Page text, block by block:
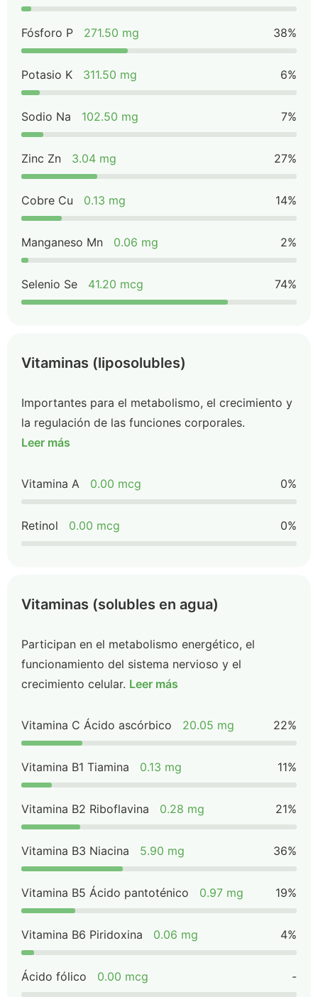
Fósforo P 271.50 mg 38%
Potasio K 311.50 mg 6%
Sodio Na 102.50 mg 7%
Zinc Zn 3.04 mg 27%
Cobre Cu 0.13 mg 14%
Manganeso Mn 0.06 mg 2%
Selenio Se 41.20 mcg 74%
Vitaminas (liposolubles)
Importantes para el metabolismo, el crecimiento y
la regulación de las funciones corporales.
Leer más
Vitamina A 0.00 mcg 0%
Retinol 0.00 mcg 0%
Vitaminas (solubles en agua)
Participan en el metabolismo energético, el
funcionamiento del sistema nervioso y el
crecimiento celular. Leer más
Vitamina C Ácido ascórbico 20.05 mg 22%
Vitamina B1 Tiamina 0.13 mg 11%
Vitamina B2 Riboflavina 0.28 mg 21%
Vitamina B3 Niacina 5.90 mg 36%
Vitamina B5 Ácido pantoténico 0.97 mg 19%
Vitamina B6 Piridoxina 0.06 mg 4%
Ácido fólico 0.00 mcg -